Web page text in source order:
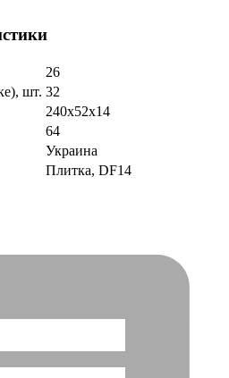
26
шт. 32
240x52x14
64
Украина
Плитка, DF14